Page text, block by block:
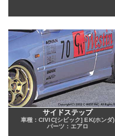
サイドステップ
車種：CIVIC[シビック] EK(ホンダ)
パーツ：エアロ